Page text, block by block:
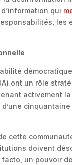
qui
les
ont un rôle
activement la
cette
doivent
un pouvoir